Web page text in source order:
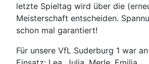
letzte Spieltag wird über die
Meisterschaft entscheiden.
schon mal garantiert!
Für unsere VfL Suderburg 1 war